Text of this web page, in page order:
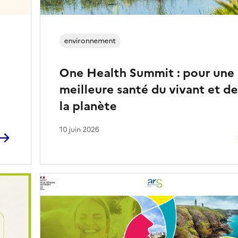
One Health Summit : pour une
meilleure santé du vivant et de
la planète
environnement
10 juin 2026